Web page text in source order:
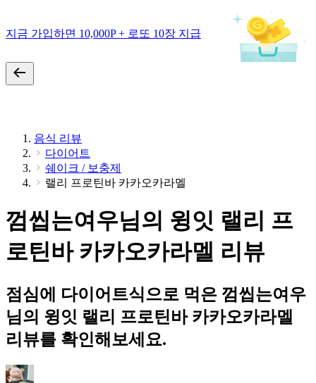
지금 가입하면 10,000P + 로또 10장 지급
음식 리뷰
다이어트
쉐이크 / 보충제
랠리 프로틴바 카카오카라멜
껌씹는여우님의 윙잇 랠리 프
로틴바 카카오카라멜 리뷰
점심에 다이어트식으로 먹은 껌씹는여우
님의 윙잇 랠리 프로틴바 카카오카라멜
리뷰를 확인해보세요.